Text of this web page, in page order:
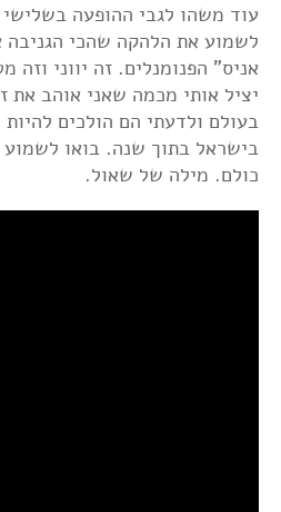
עוד משהו לגבי ההופעה
לשמוע את הלהקה שהכי הגניבה
אניס" הפנומנלים. זה יווני
יציל אותי מכמה שאני אוהב את
בעולם ולדעתי הם הולכים
בישראל בתוך שנה. בואו לשמוע
כולם. מילה של שאול.